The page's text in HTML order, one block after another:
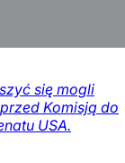
się mogli
Komisją do
USA.